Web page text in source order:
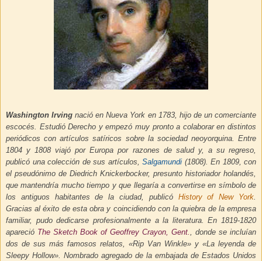
Washington Irving nació en Nueva York en 1783, hijo de un comerciante
escocés. Estudió Derecho y empezó muy pronto a colaborar en distintos
periódicos con artículos satíricos sobre la sociedad neoyorquina. Entre
1804 y 1808 viajó por Europa por razones de salud y, a su regreso,
publicó una colección de sus artículos, Salgamundi (1808). En 1809, con
el pseudónimo de Diedrich Knickerbocker, presunto historiador holandés,
que mantendría mucho tiempo y que llegaría a convertirse en símbolo de
los antiguos habitantes de la ciudad, publicó History of New York.
Gracias al éxito de esta obra y coincidiendo con la quiebra de la empresa
familiar, pudo dedicarse profesionalmente a la literatura. En 1819-1820
apareció The Sketch Book of Geoffrey Crayon, Gent., donde se incluían
dos de sus más famosos relatos, «Rip Van Winkle» y «La leyenda de
Sleepy Hollow». Nombrado agregado de la embajada de Estados Unidos